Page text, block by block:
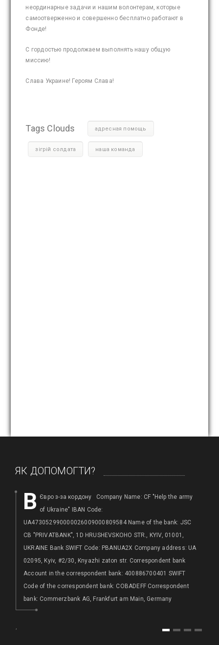
неординарные задачи и нашим волонтерам, которые
самоотверженно и совершенно бесплатно работают в
Фонде!
С гордостью продолжаем выполнять нашу общую
миссию!
Слава Украине! Героям Слава!
Tags Clouds адресная помощь
зігрій солдата наша команда
ЯК ДОПОМОГТИ?
B Євро з-за кордону Company Name: CF "Help the army
of Ukraine" IBAN Code:
UA473052990000026009000809584 Name of the bank: JSC
CB "PRIVATBANK", 1D HRUSHEVSKOHO STR., KYIV, 01001,
UKRAINE Bank SWIFT Code: PBANUA2X Company address: UA
02095, Kyiv, #2/30, Knyazhi zaton str. Correspondent bank
Account in the correspondent bank: 400886700401 SWIFT
Code of the correspondent bank: COBADEFF Correspondent
bank: Commerzbank AG, Frankfurt am Main, Germany
,
1 2 3 4